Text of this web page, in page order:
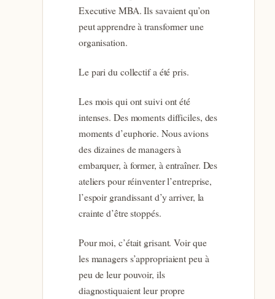
Executive MBA. Ils savaient qu’on
peut apprendre à transformer une
organisation.
Le pari du collectif a été pris.
Les mois qui ont suivi ont été
intenses. Des moments difficiles, des
moments d’euphorie. Nous avions
des dizaines de managers à
embarquer, à former, à entraîner. Des
ateliers pour réinventer l’entreprise,
l’espoir grandissant d’y arriver, la
crainte d’être stoppés.
Pour moi, c’était grisant. Voir que
les managers s’appropriaient peu à
peu de leur pouvoir, ils
diagnostiquaient leur propre